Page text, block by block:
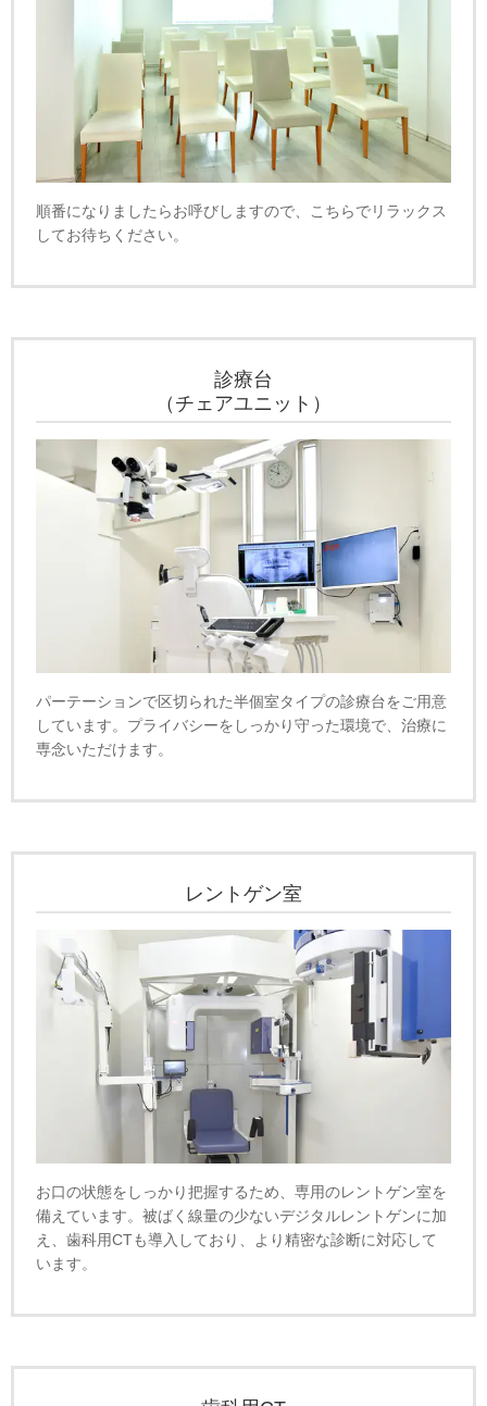
順番になりましたらお呼びしますので、こちらでリラックス
してお待ちください。
診療台
（チェアユニット）
パーテーションで区切られた半個室タイプの診療台をご用意
しています。プライバシーをしっかり守った環境で、治療に
専念いただけます。
レントゲン室
お口の状態をしっかり把握するため、専用のレントゲン室を
備えています。被ばく線量の少ないデジタルレントゲンに加
え、歯科用CTも導入しており、より精密な診断に対応して
います。